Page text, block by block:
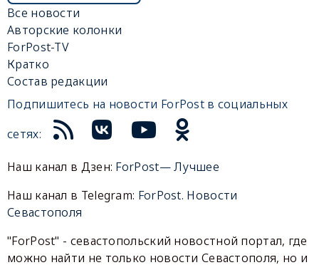
Все новости
Авторские колонки
ForPost-TV
Кратко
Состав редакции
Подпишитесь на новости ForPost в социальных
сетях:
Наш канал в Дзен: ForPost— Лучшее
Наш канал в Telegram: ForPost. Новости
Севастополя
"ForPost" - севастопольский новостной портал, где
можно найти не только новости Севастополя, но и